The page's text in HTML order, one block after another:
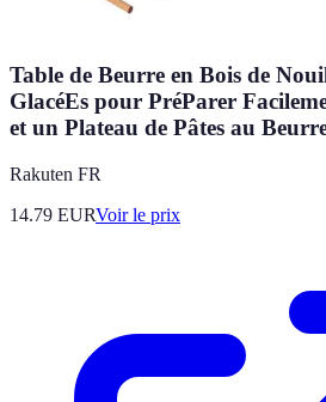
Table de Beurre en Bois de
GlacéEs pour PréParer
et un Plateau de Pâtes au
Rakuten FR
14.79 EURVoir le prix